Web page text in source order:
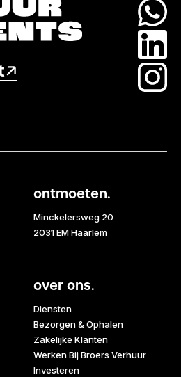
ontmoeten.
Minckelersweg 20
2031 EM Haarlem
over ons.
Diensten
Bezorgen & Ophalen
Zakelijke Klanten
Werken Bij Broers Verhuur
Investeren